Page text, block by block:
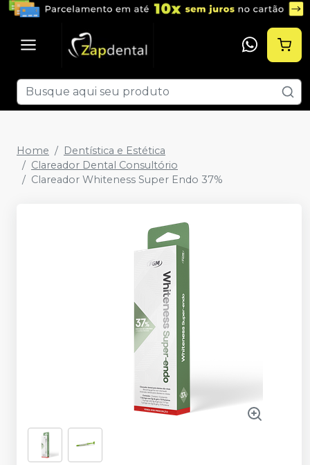
Home
Dentística e Estética
Clareador Dental Consultório
Clareador Whiteness Super Endo 37%